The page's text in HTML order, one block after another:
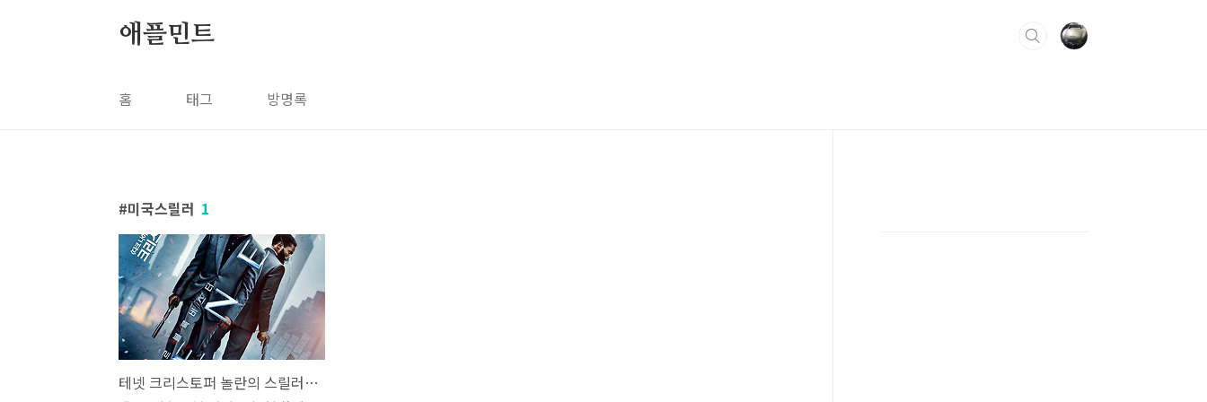
애플민트
홈 태그 방명록
미국스릴러 1
테넷 크리스토퍼 놀란의 스릴러 영화 개요, 플롯, 관객평가